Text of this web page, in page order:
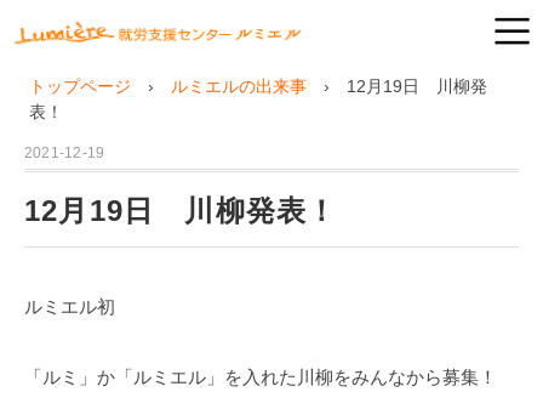
トップページ ルミエルの出来事
12月19日 川柳発
表！
2021-12-19
12月19日 川柳発表！
ルミエル初
「ルミ」か「ルミエル」を入れた川柳をみんなから募集！